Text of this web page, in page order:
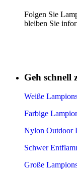
Folgen Sie
bleiben Sie
Geh schnell
Weiße
Farbige
Nylon Outdoor
Schwer
Große